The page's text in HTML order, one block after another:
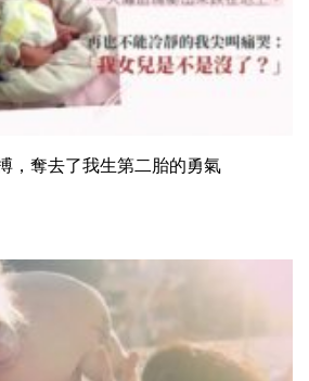
，奪去了我生第二胎的勇氣